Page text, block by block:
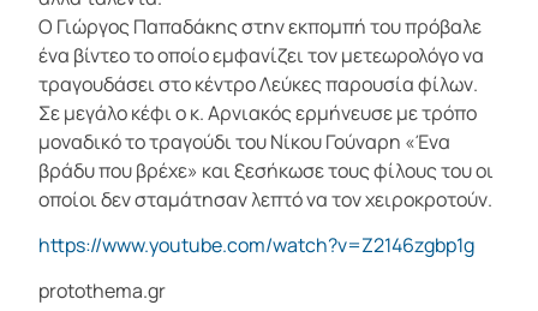
Ο Γιώργος Παπαδάκης στην εκπομπή του πρόβαλε
ένα βίντεο το οποίο εμφανίζει τον μετεωρολόγο να
τραγουδάσει στο κέντρο Λεύκες παρουσία φίλων.
Σε μεγάλο κέφι ο κ. Αρνιακός ερμήνευσε με τρόπο
μοναδικό το τραγούδι του Νίκου Γούναρη «Ένα
βράδυ που βρέχε» και ξεσήκωσε τους φίλους του οι
οποίοι δεν σταμάτησαν λεπτό να τον χειροκροτούν.
https://www.youtube.com/watch?v=Z2146zgbp1g
protothema.gr